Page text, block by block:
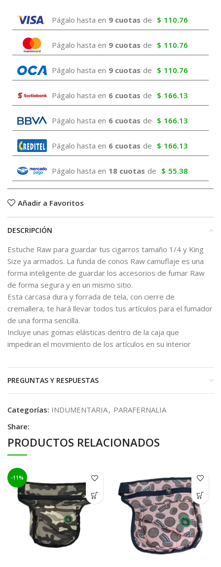
Págalo hasta en 9 cuotas de $ 110.76
Págalo hasta en 9 cuotas de $ 110.76
Págalo hasta en 9 cuotas de $ 110.76
Págalo hasta en 6 cuotas de $ 166.13
Págalo hasta en 6 cuotas de $ 166.13
Págalo hasta en 6 cuotas de $ 166.13
Págalo hasta en 18 cuotas de $ 55.38
Añadir a Favoritos
DESCRIPCIÓN
Estuche Raw para guardar tus cigarros tamaño 1/4 y King
Size ya armados. La funda de conos Raw camuflaje es una
forma inteligente de guardar los accesorios de fumar Raw
de forma segura y en un mismo sitio.
Esta carcasa dura y forrada de tela, con cierre de
cremallera, te hará llevar todos tus artículos para el fumador
de una forma sencilla.
Incluye unas gomas elásticas dentro de la caja que
impediran el movimiento de los artículos en su interior
PREGUNTAS Y RESPUESTAS
Categorías: INDUMENTARIA, PARAFERNALIA
Share:
PRODUCTOS RELACIONADOS
-11%